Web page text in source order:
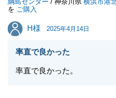
今後とも何卒よろしくお願
を ご購入
H様
H様 2025年4月14日
率直で良かった
率直で良かった。